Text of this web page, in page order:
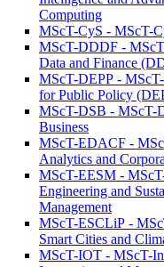
Computing
MScT-CyS - MScT-
MScT-DDDF -
Data and Finance
MScT-DEPP -
for Public Policy
MScT-DSB - MScT-
Business
MScT-EDACF -
Analytics and
MScT-EESM -
Engineering and
Management
MScT-ESCLiP -
Smart Cities and
MScT-IOT - MScT-